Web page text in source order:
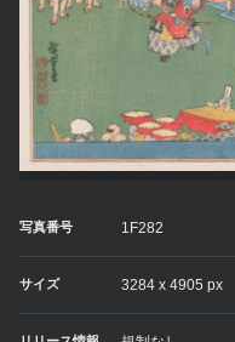
写真番号 1F282
サイズ 3284 x 4905 px